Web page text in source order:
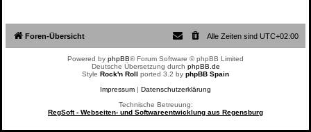
Foren-Übersicht Alle Zeiten sind UTC+02:00
Powered by phpBB® Forum Software © phpBB Limited
Deutsche Übersetzung durch phpBB.de
Style Rock'n Roll ported 3.2 by phpBB Spain
Impressum | Datenschutzerklärung
Technische Betreuung:
RegSoft - Webseiten- und Softwareentwicklung aus Regensburg